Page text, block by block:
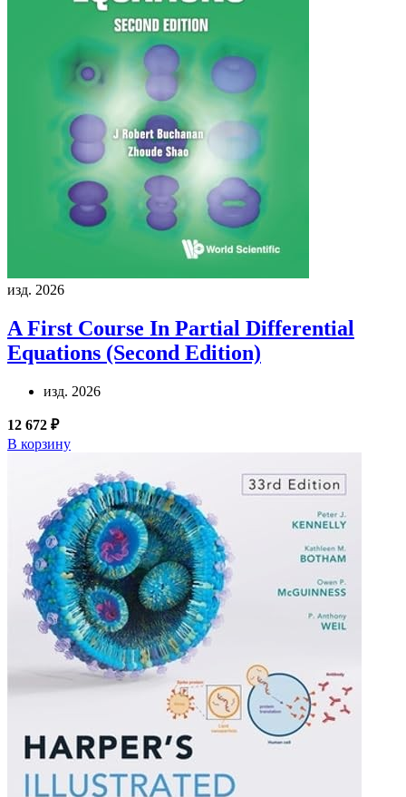
изд. 2026
A First Course In Partial Differential
Equations (Second Edition)
изд. 2026
12 672 ₽
В корзину